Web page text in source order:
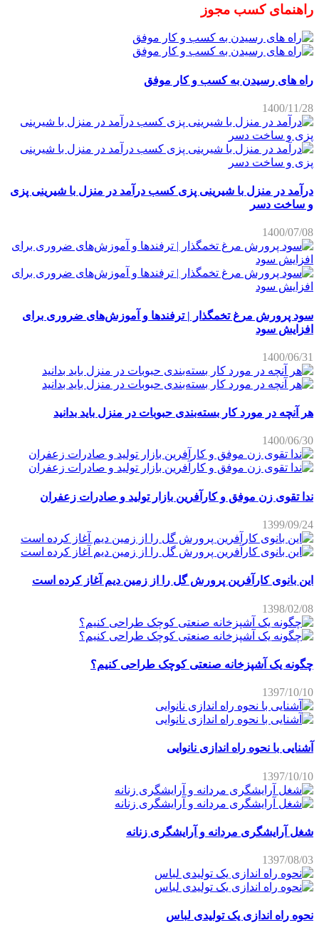
راهنمای کسب مجوز
راه های رسیدن به کسب و کار موفق
1400/11/28
درآمد در منزل با شیرینی پزی کسب درآمد در منزل با شیرینی پزی
و ساخت دسر
1400/07/08
سود پرورش مرغ تخمگذار | ترفندها و آموزش‌های ضروری برای
افزایش سود
1400/06/31
هر آنچه در مورد کار بسته‌بندی حبوبات در منزل باید بدانید
1400/06/30
ندا تقوی زن موفق و کارآفرین بازار تولید و صادرات زعفران
1399/09/24
این بانوی کارآفرین پرورش گل را از زمین دیم آغاز کرده است
1398/02/08
چگونه یک آشپزخانه صنعتی کوچک طراحی کنیم؟
1397/10/10
آشنایی با نحوه راه اندازی نانوایی
1397/10/10
شغل آرایشگری مردانه و آرایشگری زنانه
1397/08/03
نحوه راه اندازی یک تولیدی لباس